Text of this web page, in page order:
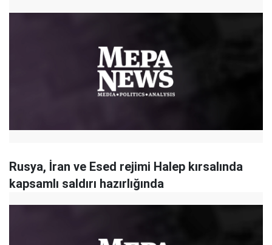
Rusya, İran ve Esed rejimi Halep kırsalında
kapsamlı saldırı hazırlığında